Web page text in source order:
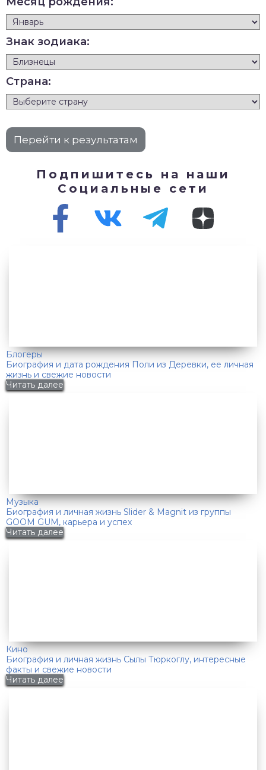
Знак зодиака:
Страна:
Подпишитесь на наши
Социальные сети
Блогеры
Биография и дата рождения Поли из Деревки, ее личная
жизнь и свежие новости
Читать далее
Музыка
Биография и личная жизнь Slider & Magnit из группы
GOOM GUM, карьера и успех
Читать далее
Кино
Биография и личная жизнь Сылы Тюркоглу, интересные
факты и свежие новости
Читать далее